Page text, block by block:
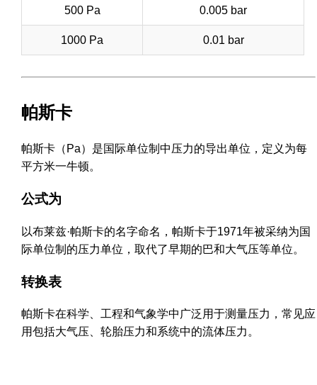
500 Pa 0.005 bar
1000 Pa 0.01 bar
帕斯卡
帕斯卡（Pa）是国际单位制中压力的导出单位，定义为每
平方米一牛顿。
公式为
以布莱兹·帕斯卡的名字命名，帕斯卡于1971年被采纳为国
际单位制的压力单位，取代了早期的巴和大气压等单位。
转换表
帕斯卡在科学、工程和气象学中广泛用于测量压力，常见应
用包括大气压、轮胎压力和系统中的流体压力。